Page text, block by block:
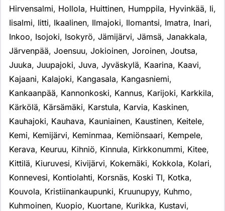
Hirvensalmi, Hollola, Huittinen, Humppila, Hyvinkää, Ii,
Iisalmi, Iitti, Ikaalinen, Ilmajoki, Ilomantsi, Imatra, Inari,
Inkoo, Isojoki, Isokyrö, Jämijärvi, Jämsä, Janakkala,
Järvenpää, Joensuu, Jokioinen, Joroinen, Joutsa,
Juuka, Juupajoki, Juva, Jyväskylä, Kaarina, Kaavi,
Kajaani, Kalajoki, Kangasala, Kangasniemi,
Kankaanpää, Kannonkoski, Kannus, Karijoki, Karkkila,
Kärkölä, Kärsämäki, Karstula, Karvia, Kaskinen,
Kauhajoki, Kauhava, Kauniainen, Kaustinen, Keitele,
Kemi, Kemijärvi, Keminmaa, Kemiönsaari, Kempele,
Kerava, Keuruu, Kihniö, Kinnula, Kirkkonummi, Kitee,
Kittilä, Kiuruvesi, Kivijärvi, Kokemäki, Kokkola, Kolari,
Konnevesi, Kontiolahti, Korsnäs, Koski Tl, Kotka,
Kouvola, Kristiinankaupunki, Kruunupyy, Kuhmo,
Kuhmoinen, Kuopio, Kuortane, Kurikka, Kustavi,